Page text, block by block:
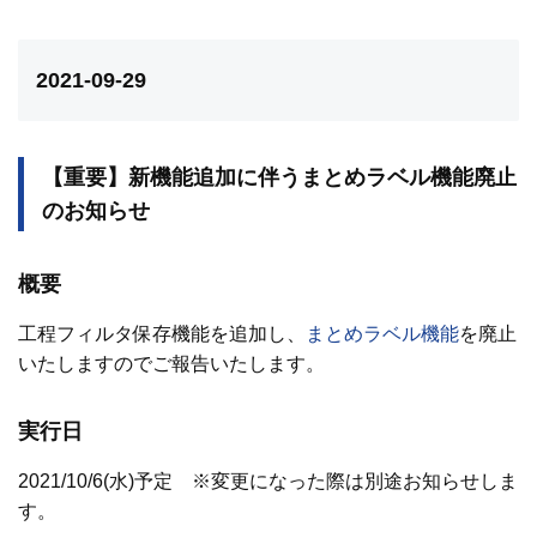
2021-09-29
【重要】新機能追加に伴うまとめラベル機能廃止
のお知らせ
概要
工程フィルタ保存機能を追加し、 まとめラベル機能を廃止
いたしますのでご報告いたします。
実行日
2021/10/6(水)予定 ※変更になった際は別途お知らせしま
す。